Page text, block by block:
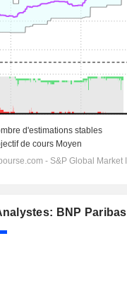
BNP Paribas